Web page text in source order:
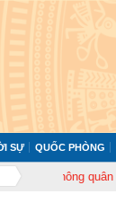
SỰ QUỐC PHÒNG
Không quân 920